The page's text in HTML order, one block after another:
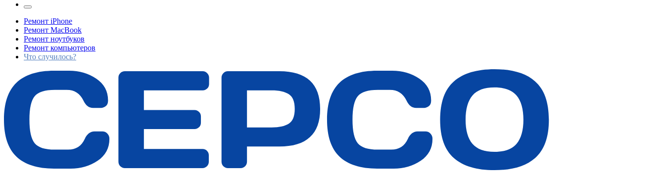
Ремонт iPhone
Ремонт MacBook
Ремонт ноутбуков
Ремонт компьютеров
Что случилось?